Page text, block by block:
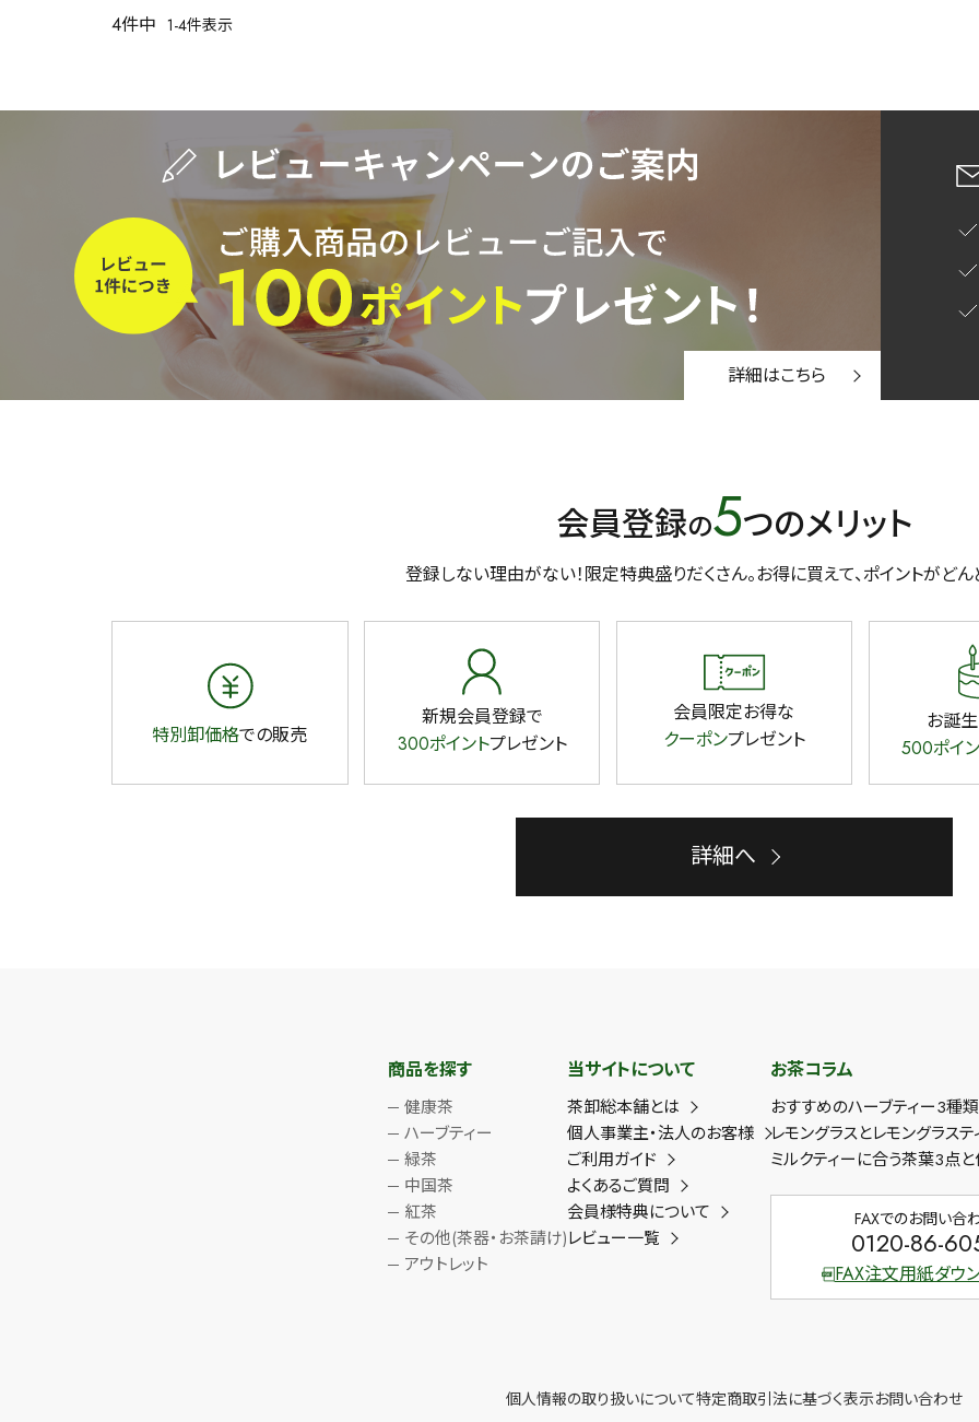
容量を選択
50g 100g 500g
検索
4件中 1-4件表示
詳細はこちら
会員登録の5つのメリット
登録しない理由がない！限定特典盛りだくさん。お得に買えて、ポイントがどん
特別卸価格での販売
新規会員登録で
300ポイントプレゼント
会員限定お得な
クーポンプレゼント
お誕
500ポイ
詳細へ
商品を探す
健康茶
ハーブティー
緑茶
中国茶
紅茶
その他(茶器・お茶請け)
アウトレット
当サイトについて
茶卸総本舗とは
個人事業主・法人のお客様
ご利用ガイド
よくあるご質問
会員様特典について
レビュー一覧
お茶コラム
おすすめのハーブティー3種
レモングラスとレモングラス
ミルクティーに合う茶葉3点
FAXでのお問い合
0120-86-
FAX注文用紙ダウ
個人情報の取り扱いについて特定商取引法に基づく表示お問い合わせ